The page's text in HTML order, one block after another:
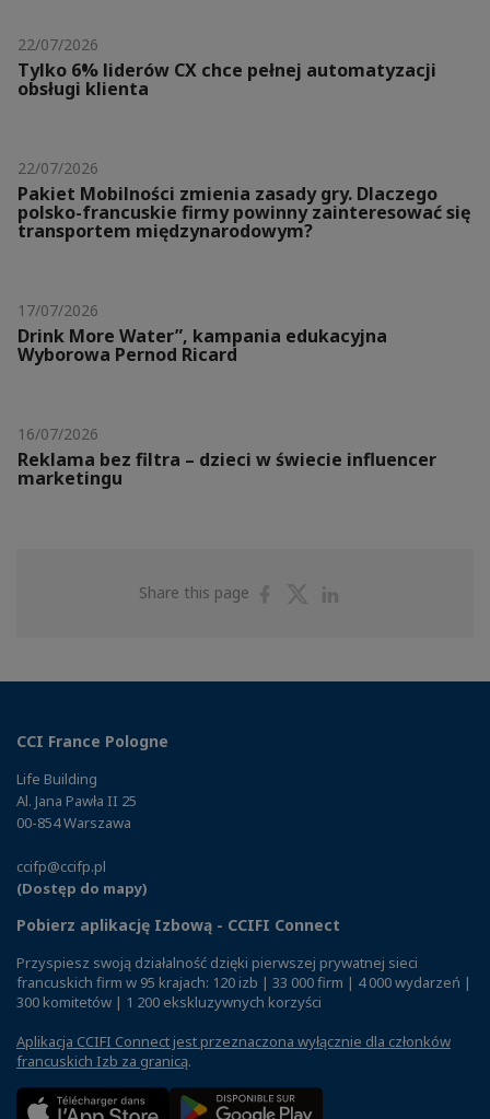
22/07/2026
Tylko 6% liderów CX chce pełnej automatyzacji
obsługi klienta
22/07/2026
Pakiet Mobilności zmienia zasady gry. Dlaczego
polsko-francuskie firmy powinny zainteresować się
transportem międzynarodowym?
17/07/2026
Drink More Water”, kampania edukacyjna
Wyborowa Pernod Ricard
16/07/2026
Reklama bez filtra – dzieci w świecie influencer
marketingu
Share this page
ShareShare
CCI France Pologne
Life Building
Al. Jana Pawła II 25
00-854 Warszawa
ccifp@ccifp.pl
(Dostęp do mapy)
Pobierz aplikację Izbową - CCIFI Connect
Przyspiesz swoją działalność dzięki pierwszej prywatnej sieci
francuskich firm w 95 krajach: 120 izb | 33 000 firm | 4 000 wydarzeń |
300 komitetów | 1 200 ekskluzywnych korzyści
Aplikacja CCIFI Connect jest przeznaczona wyłącznie dla członków
francuskich Izb za granicą.